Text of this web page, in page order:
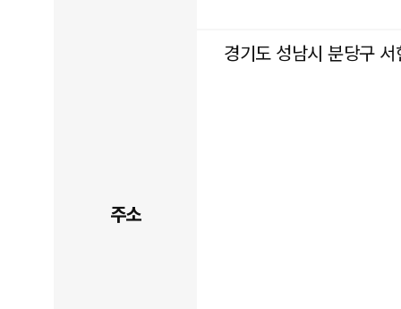
주소
경기도 성남시 분당구